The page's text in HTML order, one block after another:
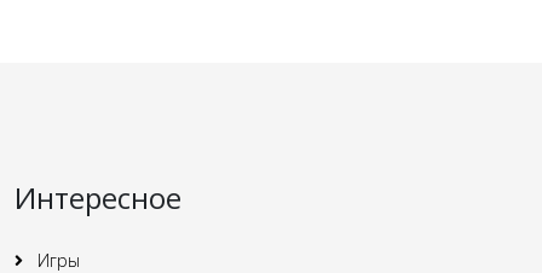
Интересное
Игры